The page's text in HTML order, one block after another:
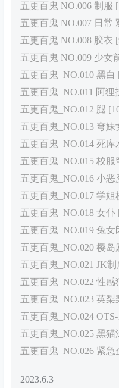
五更百鬼 NO.006 制服
五更百鬼 NO.007 日常
五更百鬼 NO.008 胶衣
五更百鬼 NO.009 少女
五更百鬼_NO.010 黑白
五更百鬼_NO.011 阿狸
五更百鬼_NO.012 腿
五更百鬼_NO.013 穹妹
五更百鬼_NO.014 死库
五更百鬼_NO.015 校服
五更百鬼_NO.016 小恶
五更百鬼_NO.017 学姐
五更百鬼_NO.018 女仆
五更百鬼_NO.019 兔女
五更百鬼_NO.020 樱
五更百鬼_NO.021 JK
五更百鬼_NO.022 性感
五更百鬼_NO.023 英梨
五更百鬼_NO.024
五更百鬼_NO.025 黑猫
五更百鬼_NO.026 紧急
2023.6.3